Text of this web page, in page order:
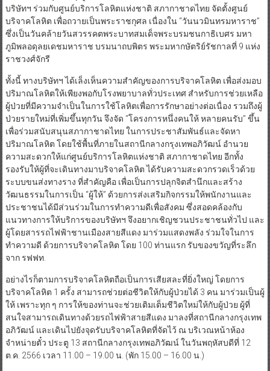
บริษัทฯ ร่วมกับศูนย์บริการโลหิตแห่งชาติ สภากาชาดไทย จัดตั้งศูนย์
บริจาคโลหิต เพื่อถวายเป็นพระราชกุศล เนื่องใน “วันนวมินทรมหาราช”
ซึ่งเป็นวันคล้ายวันสวรรคตพระบาทสมเด็จพระบรมชนกาธิเบศร มหา
ภูมิพลอดุลยเดชมหาราช บรมนาถบพิตร พระมหากษัตริย์รัชกาลที่ 9 แห่ง
ราชวงศ์จักรี
ทั้งนี้ ทางบริษัทฯ ได้เล็งเห็นความสำคัญของการบริจาคโลหิต เพื่อส่งมอบ
ปริมาณโลหิตให้เพียงพอกับโรงพยาบาลทั่วประเทศ สำหรับการช่วยเหลือ
ผู้ป่วยที่มีความจำเป็นในการใช้โลหิตเพื่อการรักษาอย่างต่อเนื่อง รวมถึงผู้
ป่วยรายใหม่ที่เพิ่มขึ้นทุกวัน จึงจัด “โครงการหนึ่งคนให้ หลายคนรับ” ขึ้น
เพื่อร่วมสนับสนุนสภากาชาดไทย ในการประชาสัมพันธ์และจัดหา
ปริมาณโลหิต โดยใช้พื้นที่ภายในสถานีกลางกรุงเทพอภิวัฒน์ อำนวย
ความสะดวกให้แก่ศูนย์บริการโลหิตแห่งชาติ สภากาชาดไทย อีกทั้ง
รองรับให้ผู้ที่จะเดินทางมาบริจาคโลหิต ได้รับความสะดวกรวดเร็วด้วย
ระบบขนส่งทางราง ที่สำคัญคือ เพื่อเป็นการปลุกจิตสำนึกและสร้าง
วัฒนธรรมในการเป็น “ผู้ให้” ด้วยการส่งเสริมกิจกรรมให้พนักงานและ
ประชาชนได้มีส่วนร่วมในการทำความดีเพื่อสังคม ซึ่งสอดคล้องกับ
แนวทางการให้บริการของบริษัทฯ จึงอยากเชิญชวนประชาชนทั่วไป และ
ผู้โดยสารรถไฟฟ้าชานเมืองสายสีแดง มาร่วมแสดงพลัง ร่วมใจในการ
ทำความดี ด้วยการบริจาคโลหิต โดย 100 ท่านแรก รับของขวัญที่ระลึก
จาก รฟฟท.
อย่างไรก็ตามการบริจาคโลหิตถือเป็นการเสียสละที่ยิ่งใหญ่ โดยการ
บริจาคโลหิต 1 ครั้ง สามารถช่วยต่อชีวิตให้กับผู้ป่วยได้ 3 คน มาร่วมเป็นผู้
ให้ เพราะทุก ๆ การให้ของท่านจะช่วยเติมเต็มชีวิตใหม่ให้กับผู้ป่วย ผู้ที่
สนใจสามารถเดินทางด้วยรถไฟฟ้าสายสีแดง มาลงที่สถานีกลางกรุงเทพ
อภิวัฒน์ และเดินไปยังจุดรับบริจาคโลหิตที่จัดไว้ ณ บริเวณหน้าห้อง
จำหน่ายตั๋ว ประตู 13 สถานีกลางกรุงเทพอภิวัฒน์ ในวันพฤหัสบดีที่ 12
ต.ค. 2566 เวลา 11.00 – 19.00 น. (พัก 15.00 – 16.00 น.)